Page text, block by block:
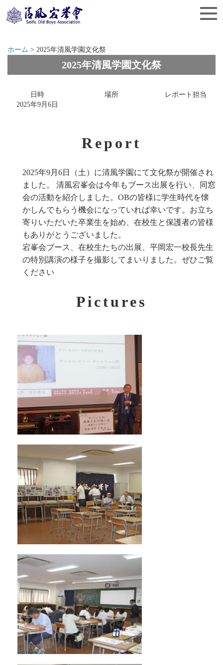
ホーム > 2025年清風学園文化祭
2025年清風学園文化祭
日時 場所
レポート担当
2025年9月6日
Report
2025年9月6日（土）に清風学園にて文化祭が開催され
ました。 清風宕峯会は今年もブース出展を行い、同窓
会の活動を紹介しました。OBの皆様に学生時代を懐
かしんでもらう機会になっていれば幸いです。お立ち
寄りいただいた卒業生を始め、在校生と保護者の皆様
もありがとうございました。
宕峯会ブース、在校生たちの出展、平岡宏一校長先生
の特別講演の様子を撮影してまいりました。ぜひご覧
ください
Pictures